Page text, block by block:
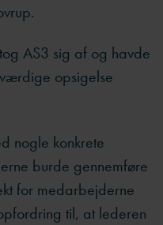
AS3 sig af og havde
opsigelse
nogle konkrete
burde gennemføre
for medarbejderne
til, at lederen